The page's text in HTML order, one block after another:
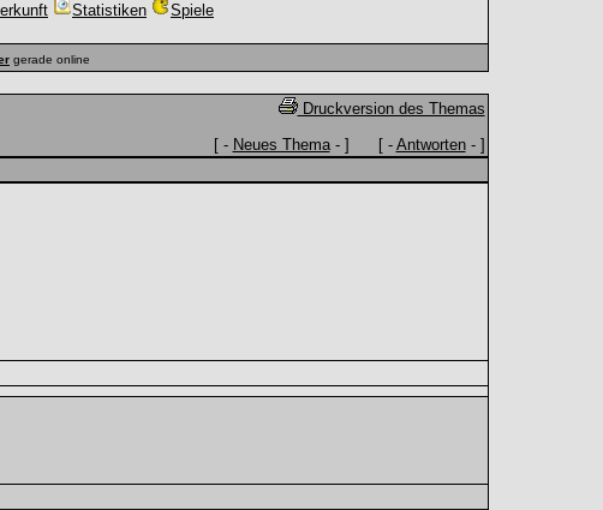
Statistiken Spiele
gerade online
Druckversion des Themas
[ - Neues Thema- ] [ - Antworten- ]